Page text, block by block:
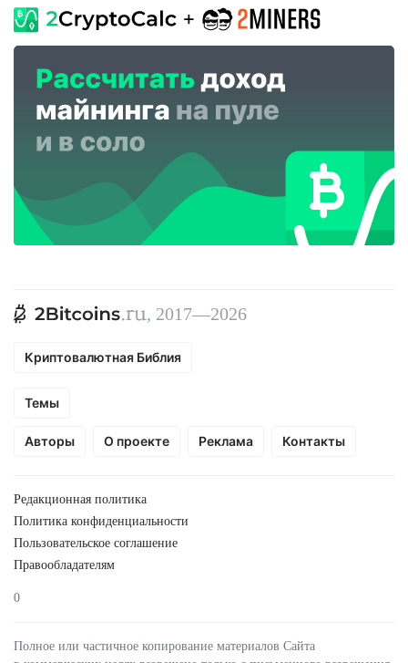
, 2017—2026
Криптовалютная Библия
Темы
Авторы О проекте Реклама Контакты
Редакционная политика
Политика конфиденциальности
Пользовательское соглашение
Правообладателям
0
Полное или частичное копирование материалов Сайта